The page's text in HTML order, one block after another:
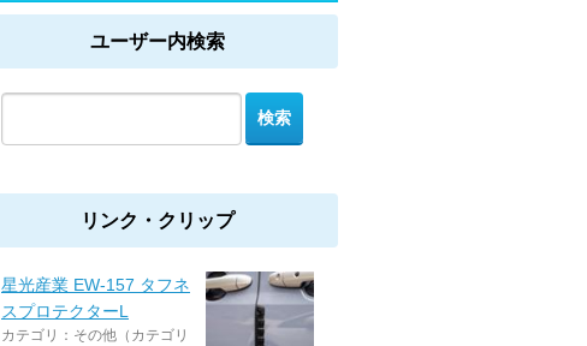
ユーザー内検索
リンク・クリップ
星光産業 EW-157 タフネ
スプロテクターL
カテゴリ：その他（カテゴリ